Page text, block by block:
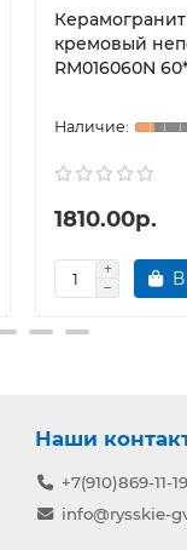
кремовый
RM016060N
1810.00р.
Наши
+7(910)869-11-19
info@rysskie-